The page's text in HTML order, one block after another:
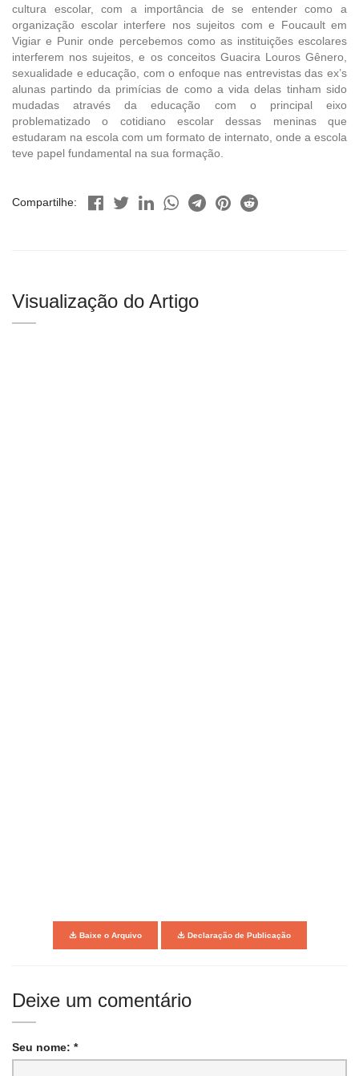
cultura escolar, com a importância de se entender como a
organização escolar interfere nos sujeitos com e Foucault em
Vigiar e Punir onde percebemos como as instituições escolares
interferem nos sujeitos, e os conceitos Guacira Louros Gênero,
sexualidade e educação, com o enfoque nas entrevistas das ex’s
alunas partindo da primícias de como a vida delas tinham sido
mudadas através da educação com o principal eixo
problematizado o cotidiano escolar dessas meninas que
estudaram na escola com um formato de internato, onde a escola
teve papel fundamental na sua formação.
Compartilhe:
Visualização do Artigo
Baixe o Arquivo Declaração de Publicação
Deixe um comentário
Seu nome: *